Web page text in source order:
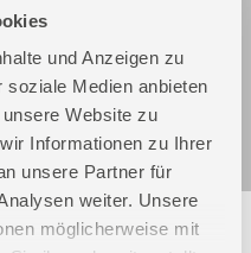
und Anzeigen zu
soziale Medien anbieten
Website zu
Informationen zu Ihrer
unsere Partner für
weiter. Unsere
möglicherweise mit
mehr in unserem